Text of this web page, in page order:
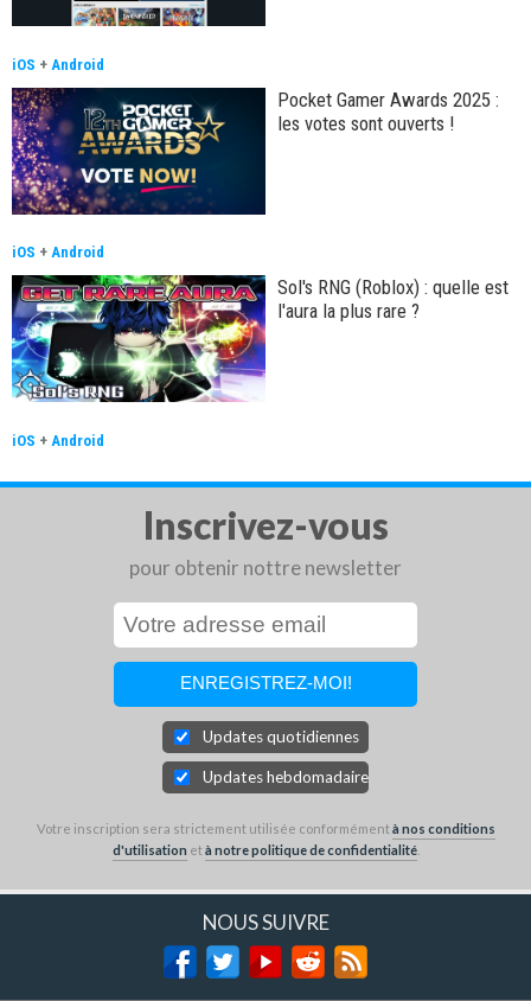
iOS + Android
Pocket Gamer Awards 2025 :
les votes sont ouverts !
iOS + Android
Sol's RNG (Roblox) : quelle est
l'aura la plus rare ?
iOS + Android
Inscrivez-vous
pour obtenir nottre newsletter
Updates quotidiennes
Updates hebdomadaires
Votre inscription sera strictement utilisée conformémentà nos conditions
d'utilisation età notre politique de confidentialité.
NOUS SUIVRE